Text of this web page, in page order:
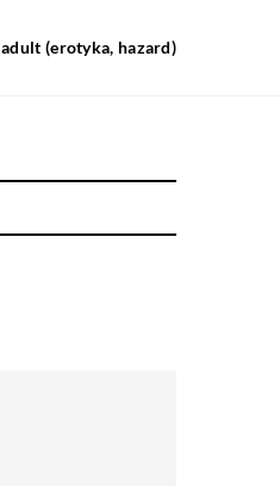
(erotyka, hazard)